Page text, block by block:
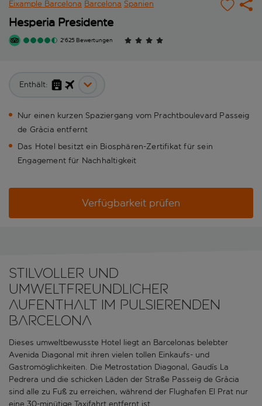
Eixample Barcelona Barcelona Spanien
Hesperia Presidente
2'625 Bewertungen
Enthält:
Nur einen kurzen Spaziergang vom Prachtboulevard Passeig
de Gràcia entfernt
Das Hotel besitzt ein Biosphären-Zertifikat für sein
Engagement für Nachhaltigkeit
Verfügbarkeit prüfen
Stilvoller und
umweltfreundlicher
Aufenthalt im pulsierenden
Barcelona
Dieses umweltbewusste Hotel liegt an Barcelonas belebter
Avenida Diagonal mit ihren vielen tollen Einkaufs- und
Gastromöglichkeiten. Die Metrostation Diagonal, Gaudís La
Pedrera und die schicken Läden der Straße Passeig de Gràcia
sind alle zu Fuß zu erreichen, während der Flughafen El Prat nur